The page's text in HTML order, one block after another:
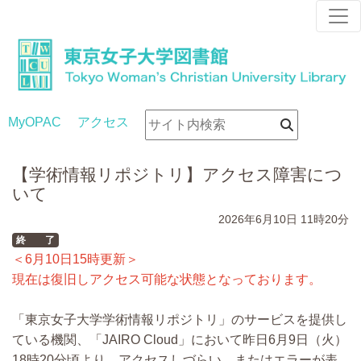
MyOPAC アクセス
【学術情報リポジトリ】アクセス障害につ
いて
2026年6月10日 11時20分
終 了
＜6月10日15時更新＞
現在は復旧しアクセス可能な状態となっております。
「東京女子大学学術情報リポジトリ」のサービスを提供し
ている機関、「JAIRO Cloud」において昨日6月9日（火）